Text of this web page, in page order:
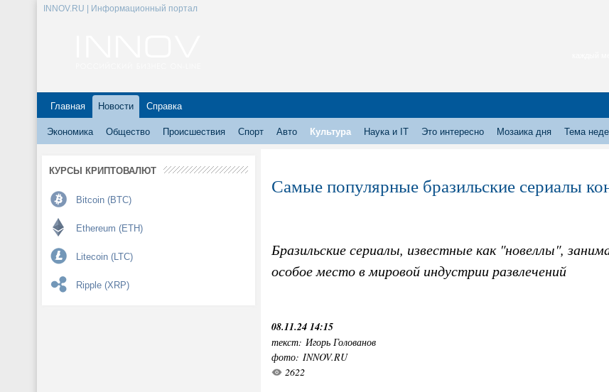
INNOV.RU | Информационный портал
Главная Новости Справка
Экономика Общество Происшествия Спорт Авто Культура Наука и IT Это интересно Мозаика дня Тема
КУРСЫ КРИПТОВАЛЮТ
Bitcoin (BTC)
Ethereum (ETH)
Litecoin (LTC)
Ripple (XRP)
Самые популярные бразильские сериалы
Бразильские сериалы, известные как "новеллы",
особое место в мировой индустрии развлечений
08.11.24 14:15
текст: Игорь Голованов
фото: INNOV.RU
2622